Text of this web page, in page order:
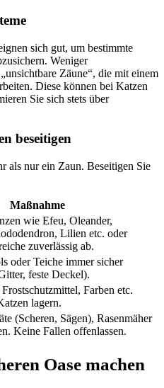
sich gut, um bestimmte
Weniger
Zäune“, die mit einem
Diese können bei Katzen
Sie sich stets über
beseitigen
als nur ein Zaun. Beseitigen Sie
Maßnahme
wie Efeu, Oleander,
Lilien etc. oder
zuverlässig ab.
oder Teiche immer sicher
feste Deckel).
Farben etc.
lagern.
(Scheren, Sägen), Rasenmäher
Keine Fallen offenlassen.
Oase machen